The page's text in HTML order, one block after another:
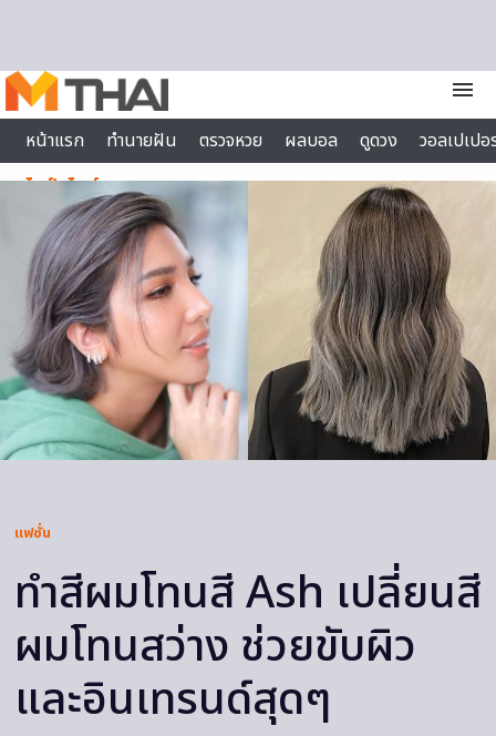
menu
หน้าแรก
ทำนายฝัน ตรวจหวย ผลบอล ดูดวง
วอลเปเป
ไลฟ์สไตล์
แฟชั่น
ทำสีผมโทนสี Ash เปลี่ยนสี
ผมโทนสว่าง ช่วยขับผิว
และอินเทรนด์สุดๆ